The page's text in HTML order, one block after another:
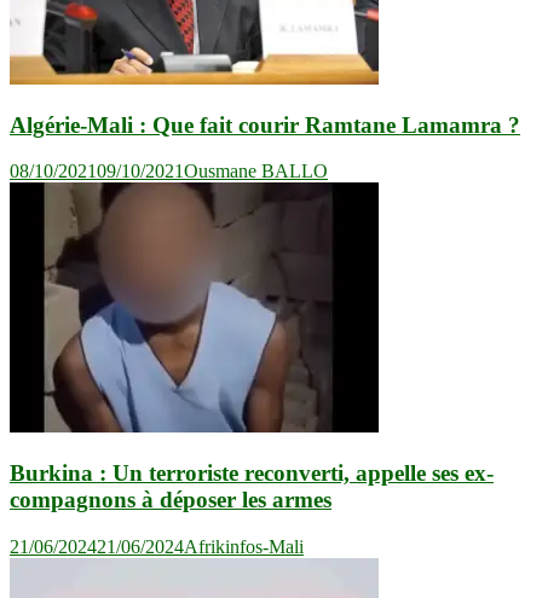
Algérie-Mali : Que fait courir Ramtane Lamamra ?
08/10/202109/10/2021Ousmane BALLO
Burkina : Un terroriste reconverti, appelle ses ex-
compagnons à déposer les armes
21/06/202421/06/2024Afrikinfos-Mali